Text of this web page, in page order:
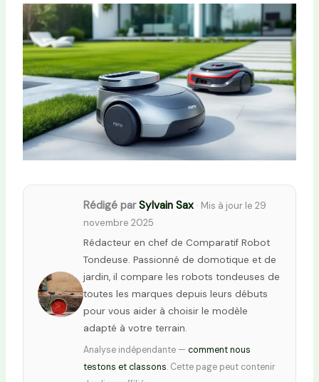
Rédigé parSylvain Sax · Mis à jour le 29
novembre 2025
Rédacteur en chef de Comparatif Robot
Tondeuse. Passionné de domotique et de
jardin, il compare les robots tondeuses de
toutes les marques depuis leurs débuts
pour vous aider à choisir le modèle
adapté à votre terrain.
Analyse indépendante — comment nous
testons et classons. Cette page peut contenir